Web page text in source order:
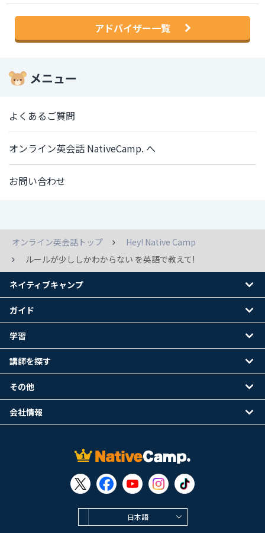
アドバイザー一覧
メニュー
よくあるご質問
オンライン英会話 NativeCamp. へ
お問い合わせ
オンライン英会話トップ
Hey! Native Camp
ルールが少ししかわからない を英語で教えて!
日本語
ネイティブキャンプ
ガイド
学習
講師を探す
その他
会社情報